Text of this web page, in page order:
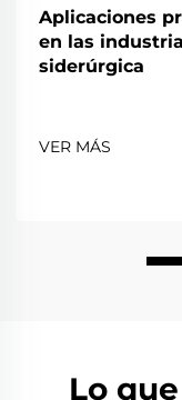
Aplicaciones
en las
siderúrgica
VER MÁS
Lo